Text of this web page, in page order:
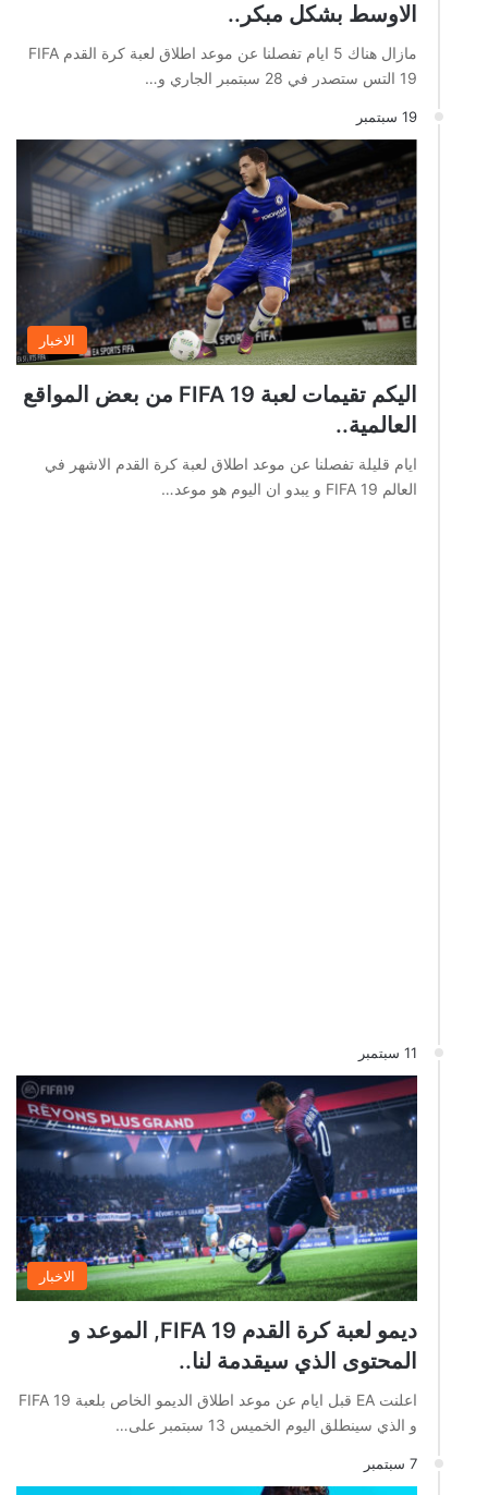
الاوسط بشكل مبكر..
مازال هناك 5 ايام تفصلنا عن موعد اطلاق لعبة كرة القدم FIFA
19 التس ستصدر في 28 سبتمبر الجاري و…
19 سبتمبر
الاخبار
اليكم تقيمات لعبة FIFA 19 من بعض المواقع
العالمية..
ايام قليلة تفصلنا عن موعد اطلاق لعبة كرة القدم الاشهر في
العالم FIFA 19 و يبدو ان اليوم هو موعد…
11 سبتمبر
الاخبار
ديمو لعبة كرة القدم FIFA 19, الموعد و
المحتوى الذي سيقدمة لنا..
اعلنت EA قبل ايام عن موعد اطلاق الديمو الخاص بلعبة FIFA 19
و الذي سينطلق اليوم الخميس 13 سبتمبر على…
7 سبتمبر